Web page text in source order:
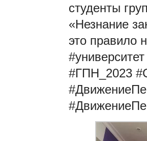
студенты
«Незнание
это правило
#ГПН_2023